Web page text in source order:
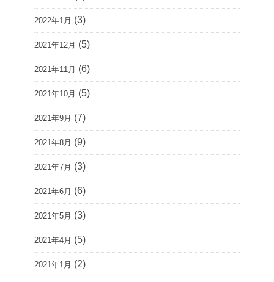
2022年1月 (3)
2021年12月 (5)
2021年11月 (6)
2021年10月 (5)
2021年9月 (7)
2021年8月 (9)
2021年7月 (3)
2021年6月 (6)
2021年5月 (3)
2021年4月 (5)
2021年1月 (2)